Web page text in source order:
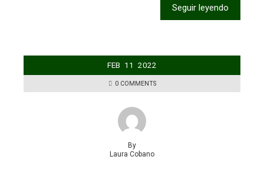
Seguir leyendo
FEB 11 2022
0 COMMENTS
By
Laura Cobano